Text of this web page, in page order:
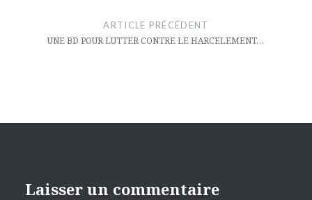
l’article
ARTICLE PRÉCÉDENT
UNE BD POUR LUTTER CONTRE LE HARCELEMENT…
Laisser un commentaire